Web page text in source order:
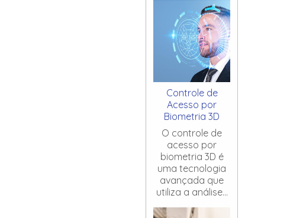
Controle de
Acesso por
Biometria 3D
O controle de
acesso por
biometria 3D é
uma tecnologia
avançada que
utiliza a análise...